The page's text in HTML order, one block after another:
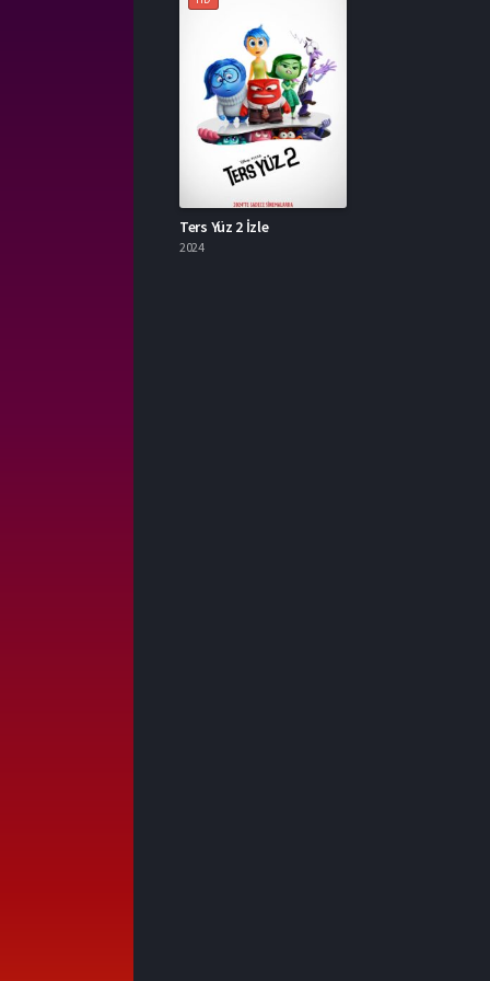
Ters Yüz 2 İzle
2024